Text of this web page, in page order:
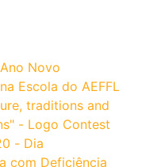
Novo
Escola do AEFFL
traditions and
- Logo Contest
- Dia
com Deficiência